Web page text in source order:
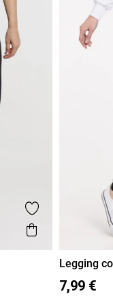
Ajouter aux
Aperçu
36 38
Legging
7,99 €